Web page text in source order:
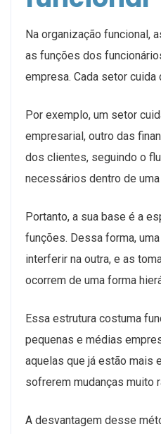
Na organização funcional,
as funções dos
empresa. Cada setor cuida
Por exemplo, um setor
empresarial, outro das
dos clientes, seguindo o
necessários dentro de
Portanto, a sua base é a
funções. Dessa forma,
interferir na outra, e as
ocorrem de uma forma
Essa estrutura costuma
pequenas e médias
aquelas que já estão mais
sofrerem mudanças muito
A desvantagem desse